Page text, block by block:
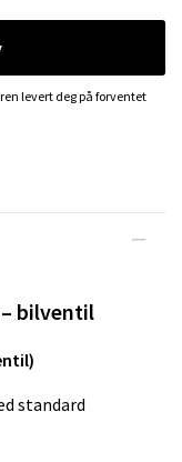
levert deg på forventet
– bilventil
standard